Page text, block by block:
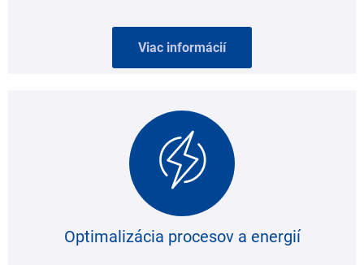
Viac informácií
Optimalizácia procesov a energií